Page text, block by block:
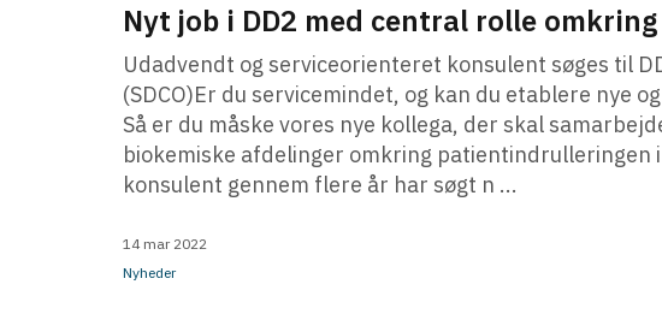
Nyt job i DD2 med central rolle
Udadvendt og serviceorienteret konsulent søges til
(SDCO)Er du servicemindet, og kan du etablere nye
Så er du måske vores nye kollega, der skal
biokemiske afdelinger omkring patientindrulleringen
konsulent gennem flere år har søgt n ...
14 mar 2022
Nyheder